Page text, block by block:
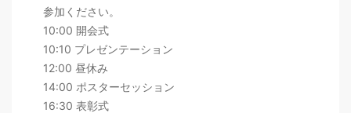
参加ください。
10:00 開会式
10:10 プレゼンテーション
12:00 昼休み
14:00 ポスターセッション
16:30 表彰式